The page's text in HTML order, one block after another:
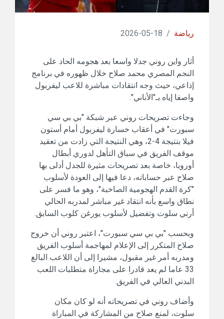
رياضة /
18-05-2026
أثار واين روني جدلا واسعا بعد هجومه الحاد على
النجم المصري محمد صلاح خلال ظهوره في برنامج
إذاعي، حيث وجه انتقادات مباشرة للاعب ليفربول
واصفا إياه بـ"الأناني".
وجاءت تصريحات روني عبر شبكة "بي بي سي
سبورت" في أعقاب خسارة ليفربول أمام أستون
فيلا بنتيجة 4-2، وهي النتيجة التي زادت من تعقيد
موقف الفريق في سباق التأهل لدوري أبطال
أوروبا، خاصة بعد تصريحات مثيرة للجدل أدلى بها
صلاح عبر حساباته، دعا فيها إلى العودة لأسلوب
"كرة القدم الهجومية الصاخبة"، وهو ما فسر على
نطاق واسع بأنه انتقاد غير مباشر لمدربه الحالي
أرني سلوت وتفضيل لأسلوب يورغن كلوب السابق.
وبحسب "بي بي سي سبورت"، اعتبر روني أن خروج
صلاح المتكرر إلى الإعلام لمهاجمة أسلوب الفريق
ومدربه أمر غير مقبول، مشيرا إلى أن اللاعب البالغ
33 عاما لم يعد قادرا على مجاراة متطلبات اللعب
البدني العالي في الفريق.
وأضاف روني في تصريحاته أنه لو كان مكان
سلوت، لمنع صلاح من المشاركة في المباراة